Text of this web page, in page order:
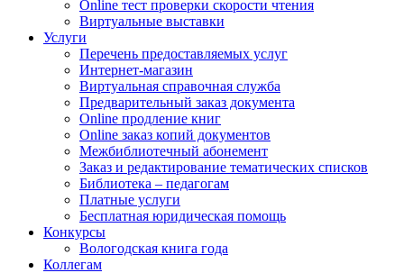
Online тест проверки скорости чтения
Виртуальные выставки
Услуги
Перечень предоставляемых услуг
Интернет-магазин
Виртуальная справочная служба
Предварительный заказ документа
Online продление книг
Online заказ копий документов
Межбиблиотечный абонемент
Заказ и редактирование тематических списков
Библиотека – педагогам
Платные услуги
Бесплатная юридическая помощь
Конкурсы
Вологодская книга года
Коллегам